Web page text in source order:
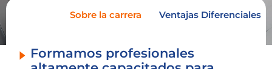
Sobre la carrera Ventajas Diferenciales
Formamos profesionales